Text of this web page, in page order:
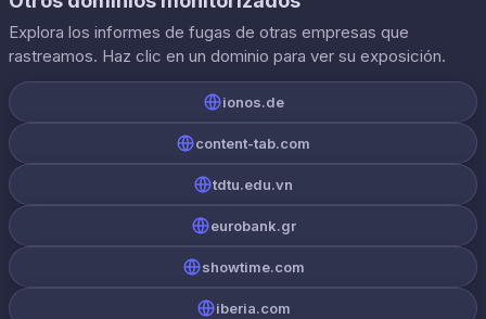
Explora los informes de fugas de otras empresas que
rastreamos. Haz clic en un dominio para ver su exposición.
ionos.de
content-tab.com
tdtu.edu.vn
eurobank.gr
showtime.com
iberia.com